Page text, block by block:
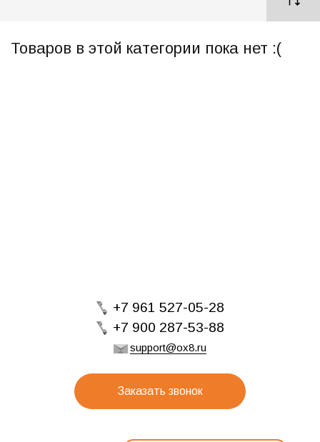
Товаров в этой категории пока нет :(
+7 961 527-05-28
+7 900 287-53-88
support@ox8.ru
Заказать звонок